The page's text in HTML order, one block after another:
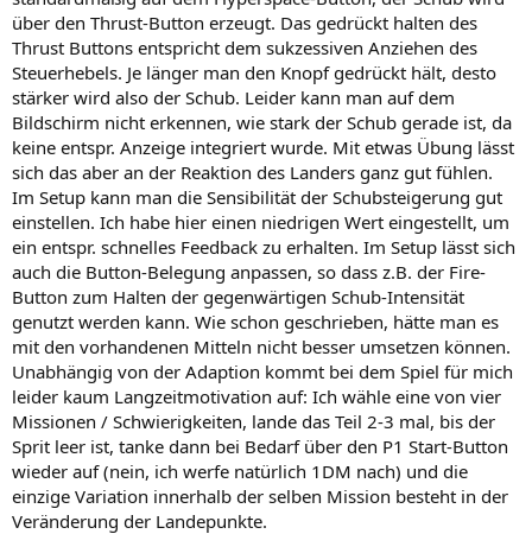
über den Thrust-Button erzeugt. Das gedrückt halten des
Thrust Buttons entspricht dem sukzessiven Anziehen des
Steuerhebels. Je länger man den Knopf gedrückt hält, desto
stärker wird also der Schub. Leider kann man auf dem
Bildschirm nicht erkennen, wie stark der Schub gerade ist, da
keine entspr. Anzeige integriert wurde. Mit etwas Übung lässt
sich das aber an der Reaktion des Landers ganz gut fühlen.
Im Setup kann man die Sensibilität der Schubsteigerung gut
einstellen. Ich habe hier einen niedrigen Wert eingestellt, um
ein entspr. schnelles Feedback zu erhalten. Im Setup lässt sich
auch die Button-Belegung anpassen, so dass z.B. der Fire-
Button zum Halten der gegenwärtigen Schub-Intensität
genutzt werden kann. Wie schon geschrieben, hätte man es
mit den vorhandenen Mitteln nicht besser umsetzen können.
Unabhängig von der Adaption kommt bei dem Spiel für mich
leider kaum Langzeitmotivation auf: Ich wähle eine von vier
Missionen / Schwierigkeiten, lande das Teil 2-3 mal, bis der
Sprit leer ist, tanke dann bei Bedarf über den P1 Start-Button
wieder auf (nein, ich werfe natürlich 1DM nach) und die
einzige Variation innerhalb der selben Mission besteht in der
Veränderung der Landepunkte.